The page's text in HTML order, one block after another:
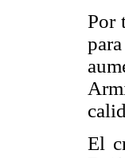
Por
El